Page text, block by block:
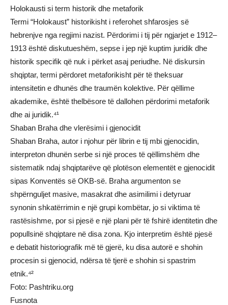
Holokausti si term historik dhe metaforik
Termi “Holokaust” historikisht i referohet shfarosjes së
hebrenjve nga regjimi nazist. Përdorimi i tij për ngjarjet e 1912–
1913 është diskutueshëm, sepse i jep një kuptim juridik dhe
historik specifik që nuk i përket asaj periudhe. Në diskursin
shqiptar, termi përdoret metaforikisht për të theksuar
intensitetin e dhunës dhe traumën kolektive. Për qëllime
akademike, është thelbësore të dallohen përdorimi metaforik
dhe ai juridik.⁴¹
Shaban Braha dhe vlerësimi i gjenocidit
Shaban Braha, autor i njohur për librin e tij mbi gjenocidin,
interpreton dhunën serbe si një proces të qëllimshëm dhe
sistematik ndaj shqiptarëve që plotëson elementët e gjenocidit
sipas Konventës së OKB-së. Braha argumenton se
shpërnguljet masive, masakrat dhe asimilimi i detyruar
synonin shkatërrimin e një grupi kombëtar, jo si viktima të
rastësishme, por si pjesë e një plani për të fshirë identitetin dhe
popullsinë shqiptare në disa zona. Kjo interpretim është pjesë
e debatit historiografik më të gjerë, ku disa autorë e shohin
procesin si gjenocid, ndërsa të tjerë e shohin si spastrim
etnik.⁴²
Foto: Pashtriku.org
Fusnota